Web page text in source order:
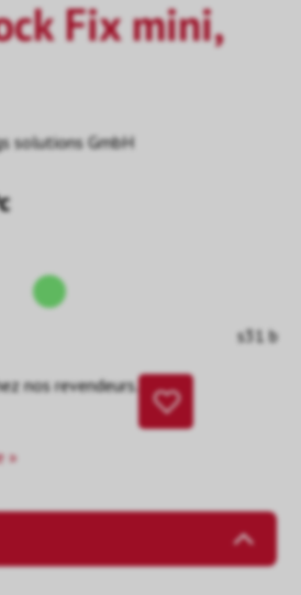
Fix mini,
solutions GmbH
s31 b
nos revendeurs.
»